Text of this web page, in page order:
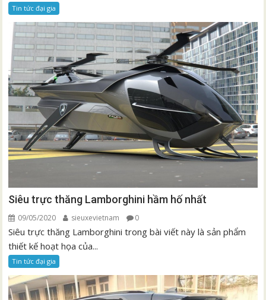
Tin tức đại gia
Siêu trực thăng Lamborghini hầm hố nhất
09/05/2020 sieuxevietnam 0
Siêu trực thăng Lamborghini trong bài viết này là sản phẩm
thiết kế hoạt họa của...
Tin tức đại gia